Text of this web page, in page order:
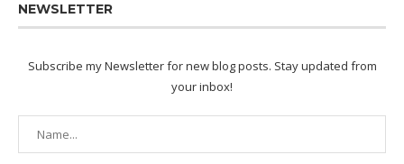
NEWSLETTER
Subscribe my Newsletter for new blog posts. Stay updated from
your inbox!